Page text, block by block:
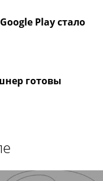
Play стало
готовы